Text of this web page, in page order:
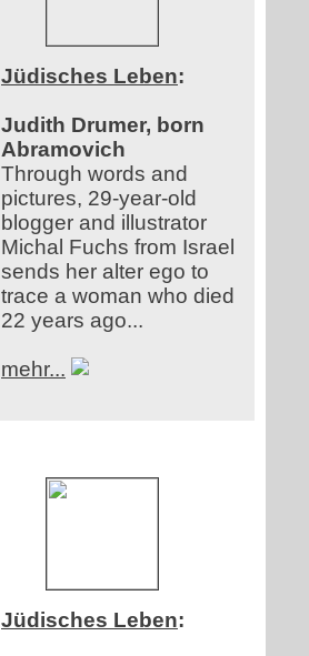
Jüdisches Leben:
Judith Drumer, born
Abramovich
Through words and
pictures, 29-year-old
blogger and illustrator
Michal Fuchs from Israel
sends her alter ego to
trace a woman who died
22 years ago...
mehr...
Jüdisches Leben: